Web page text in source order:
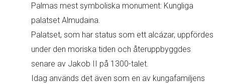
Palmas mest symboliska monument: Kungliga
palatset Almudaina.
Palatset, som har status som ett alcázar, uppfördes
under den moriska tiden och återuppbyggdes
senare av Jakob II på 1300-talet.
Idag används det även som en av kungafamiljens